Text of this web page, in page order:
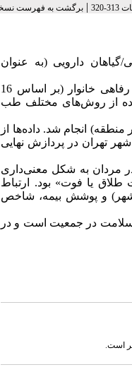
|برگشت به فهرست
دارویی (به عنوان
داده‌های مورد نیاز (شامل داده‌های جمعیت شناختی، تحصیلات، اشتغال درآمدزا، محل سکونت، شاخص دارایی‌های رفاهی خانوار (بر اساس 16
از روش‌های مختلف طب
تصادفی خوشه‌ای در هر منطقه) انجام شد. داده‌ها از
شده است. در نهایت، داده‌های 4722 نفر از افراد بالای 15 سال ساکن شهر تهران در پردازش نهایی
مردان به شکل معنی‌داری
طلاق یا فوت» بود. ارتباط
شهر) و پوشش بیمه، شاخص
سلامت در جمعیت است و در
است.